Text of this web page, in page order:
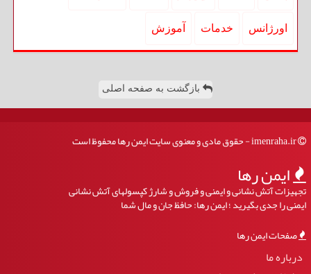
اورژانس خدمات آموزش
بازگشت به صفحه اصلی
ایمن رها
تجهیزات آتش نشانی و ایمنی و فروش و شارژ کپسولهای آتش نشانی
ایمنی را جدی بگیرید ؛ ایمن رها: حافظ جان و مال شما
صفحات ایمن رها
درباره ما